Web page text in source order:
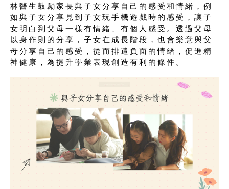
林醫生鼓勵家長與子女分享自己的感受和情緒，例
如與子女分享見到子女玩手機遊戲時的感受，讓子
女明白到父母一樣有情緒、有個人感受。透過父母
以身作則的分享，子女在成長階段，也會樂意與父
母分享自己的感受，從而排遣負面的情緒，促進精
神健康，為提升學業表現創造有利的條件。